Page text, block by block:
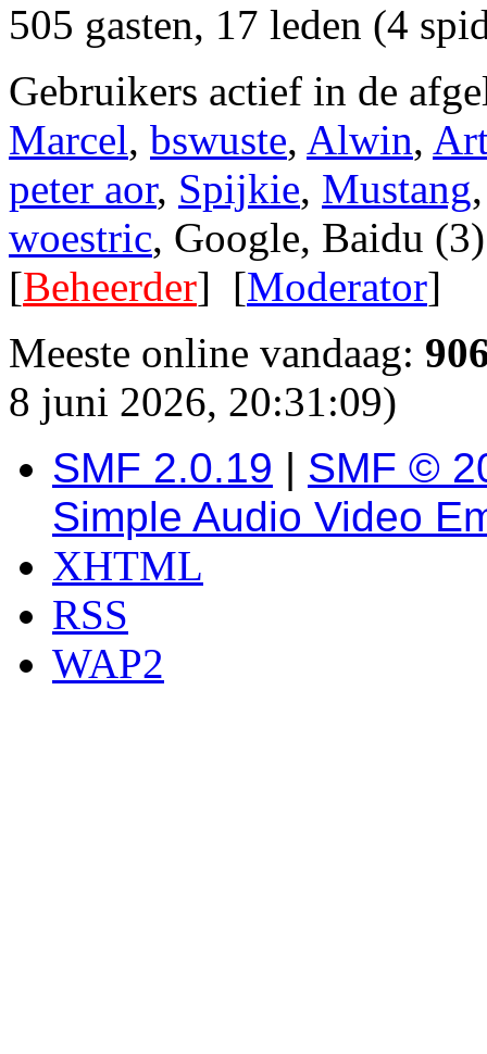
505 gasten, 17 leden (4
Gebruikers actief in de
Marcel, bswuste, Alwin,
peter aor, Spijkie, Mustang
woestric, Google, Baidu (3)
[Beheerder] [Moderator]
Meeste online vandaag:
8 juni 2026, 20:31:09)
SMF 2.0.19 | SMF ©
Simple Audio Video
XHTML
RSS
WAP2